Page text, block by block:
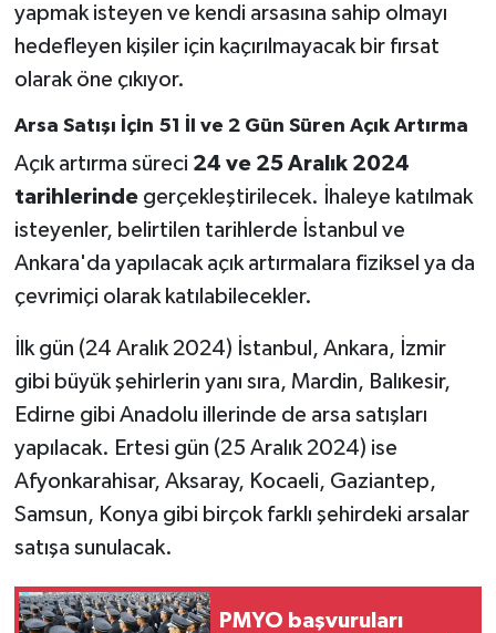
yapmak isteyen ve kendi arsasına sahip olmayı
hedefleyen kişiler için kaçırılmayacak bir fırsat
olarak öne çıkıyor.
Arsa Satışı İçin 51 İl ve 2 Gün Süren Açık Artırma
Açık artırma süreci 24 ve 25 Aralık 2024
tarihlerindegerçekleştirilecek. İhaleye katılmak
isteyenler, belirtilen tarihlerde İstanbul ve
Ankara'da yapılacak açık artırmalara fiziksel ya da
çevrimiçi olarak katılabilecekler.
İlk gün (24 Aralık 2024) İstanbul, Ankara, İzmir
gibi büyük şehirlerin yanı sıra, Mardin, Balıkesir,
Edirne gibi Anadolu illerinde de arsa satışları
yapılacak. Ertesi gün (25 Aralık 2024) ise
Afyonkarahisar, Aksaray, Kocaeli, Gaziantep,
Samsun, Konya gibi birçok farklı şehirdeki arsalar
satışa sunulacak.
PMYO başvuruları